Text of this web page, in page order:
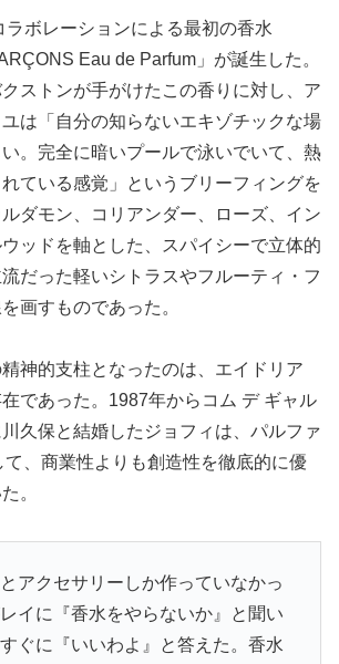
ラボレーションによる最初の香水
Eau de Parfum」が誕生した。
ストンが手がけたこの香りに対し、ア
は「自分の知らないエキゾチックな場
。完全に暗いプールで泳いでいて、熱
ている感覚」というブリーフィングを
ダモン、コリアンダー、ローズ、イン
ッドを軸とした、スパイシーで立体的
だった軽いシトラスやフルーティ・フ
画すものであった。
神的支柱となったのは、エイドリア
であった。1987年からコム デ ギャル
久保と結婚したジョフィは、パルファ
、商業性よりも創造性を徹底的に優
。
とアクセサリーしか作っていなかっ
イに『香水をやらないか』と聞い
ぐに『いいわよ』と答えた。香水